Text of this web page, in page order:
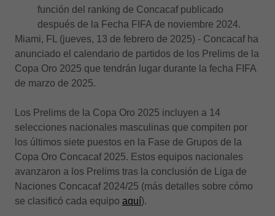
función del ranking de Concacaf publicado
después de la Fecha FIFA de noviembre 2024.
Miami, FL (jueves, 13 de febrero de 2025) - Concacaf ha
anunciado el calendario de partidos de los Prelims de la
Copa Oro 2025 que tendrán lugar durante la fecha FIFA
de marzo de 2025.
Los Prelims de la Copa Oro 2025 incluyen a 14
selecciones nacionales masculinas que compiten por
los últimos siete puestos en la Fase de Grupos de la
Copa Oro Concacaf 2025. Estos equipos nacionales
avanzaron a los Prelims tras la conclusión de Liga de
Naciones Concacaf 2024/25 (más detalles sobre cómo
se clasificó cada equipo aquí).